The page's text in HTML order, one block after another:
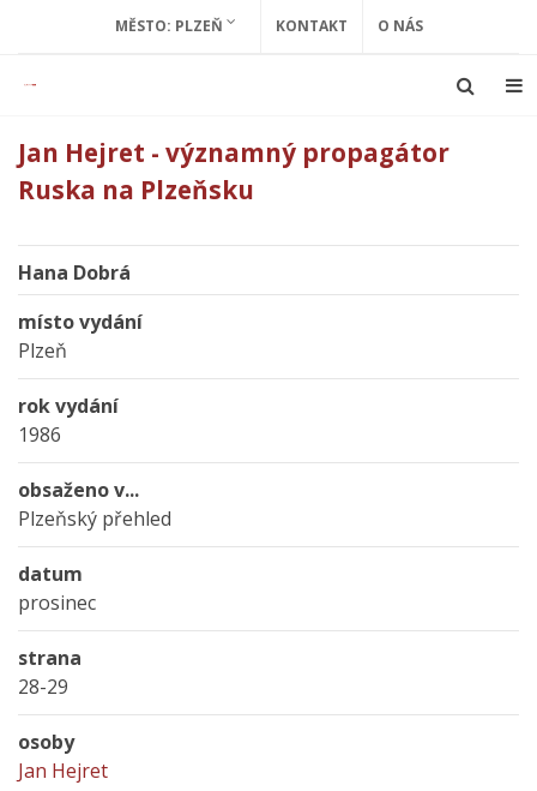
MĚSTO: PLZEŇ KONTAKT O NÁS
Jan Hejret - významný propagátor
Ruska na Plzeňsku
Hana Dobrá
místo vydání
Plzeň
rok vydání
1986
obsaženo v...
Plzeňský přehled
datum
prosinec
strana
28-29
osoby
Jan Hejret